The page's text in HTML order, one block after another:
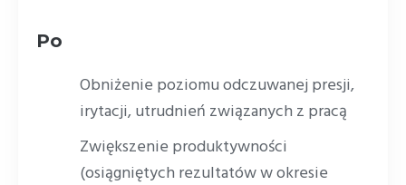
Po
Obniżenie poziomu odczuwanej presji,
irytacji, utrudnień związanych z pracą
Zwiększenie produktywności
(osiągniętych rezultatów w okresie